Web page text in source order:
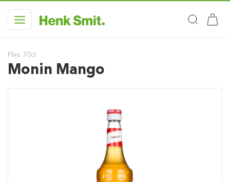
Fles 70cl
Monin Mango